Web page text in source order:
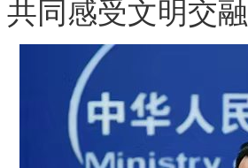
同感受文明交